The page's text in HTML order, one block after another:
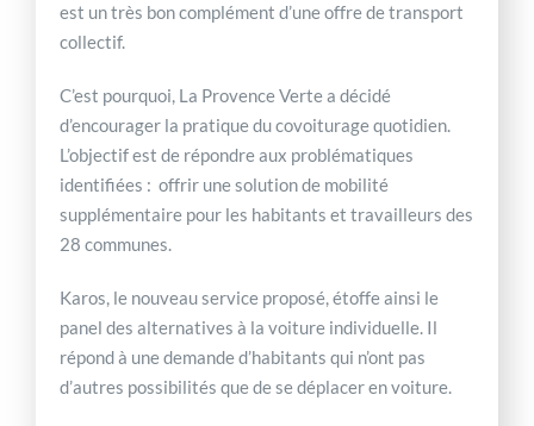
est un très bon complément d’une offre de transport
collectif.
C’est pourquoi, La Provence Verte a décidé
d’encourager la pratique du covoiturage quotidien.
L’objectif est de répondre aux problématiques
identifiées : offrir une solution de mobilité
supplémentaire pour les habitants et travailleurs des
28 communes.
Karos, le nouveau service proposé, étoffe ainsi le
panel des alternatives à la voiture individuelle. Il
répond à une demande d’habitants qui n’ont pas
d’autres possibilités que de se déplacer en voiture.